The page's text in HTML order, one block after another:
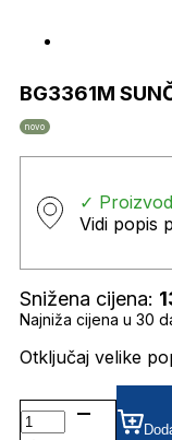
BG3361M
novo
✓
Vidi popis
Snižena cijena:
Najniža cijena u 30
Otključaj velike
BG3361M
NAOČALE